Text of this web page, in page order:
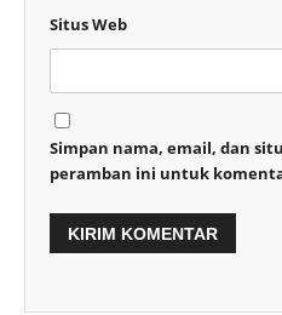
Situs Web
Simpan nama, email, dan
peramban ini untuk